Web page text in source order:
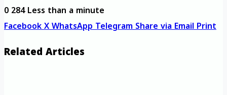
0284Less than a minute
FacebookXWhatsAppTelegramShare via EmailPrint
Related Articles